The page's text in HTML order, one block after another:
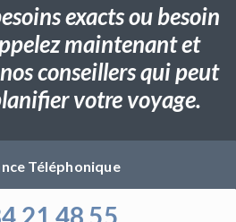
exacts ou besoin
maintenant et
conseillers qui peut
votre voyage.
Téléphonique
21 48 55